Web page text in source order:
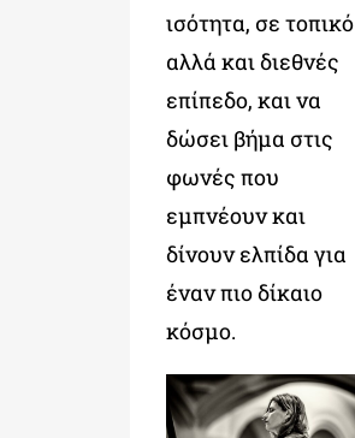
ισότητα, σε τοπικό
αλλά και διεθνές
επίπεδο, και να
δώσει βήμα στις
φωνές που
εμπνέουν και
δίνουν ελπίδα για
έναν πιο δίκαιο
κόσμο.